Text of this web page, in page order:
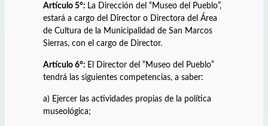
Artículo 5°: La Dirección del “Museo del Pueblo”,
estará a cargo del Director o Directora del Área
de Cultura de la Municipalidad de San Marcos
Sierras, con el cargo de Director.
Artículo 6°: El Director del “Museo del Pueblo”
tendrá las siguientes competencias, a saber:
a) Ejercer las actividades propias de la política
museológica;